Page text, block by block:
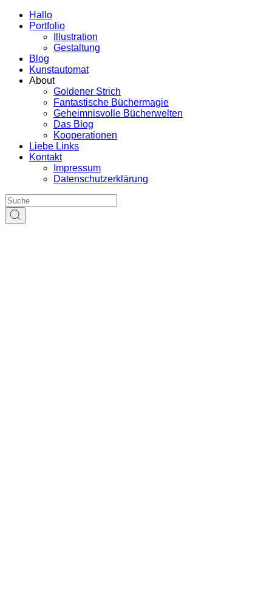
Hallo
Portfolio
Illustration
Gestaltung
Blog
Kunstautomat
About
Goldener Strich
Fantastische Büchermagie
Geheimnisvolle Bücherwelten
Das Blog
Kooperationen
Liebe Links
Kontakt
Impressum
Datenschutzerklärung